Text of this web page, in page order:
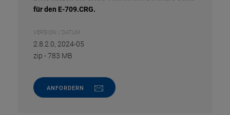
für den E-709.CRG.
VERSION / DATUM
2.8.2.0, 2024-05
zip -783 MB
ANFORDERN